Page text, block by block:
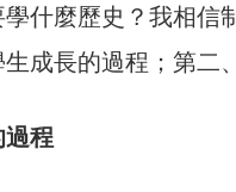
什麼歷史？我相信
成長的過程；第二
過程